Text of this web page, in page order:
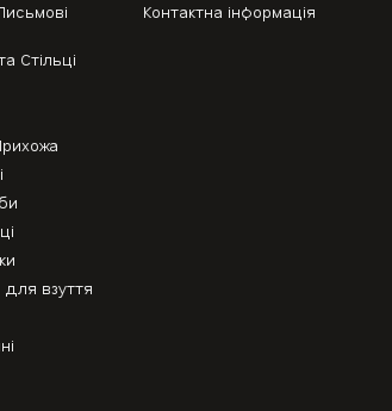
Стільці
взуття
Контактна інформація